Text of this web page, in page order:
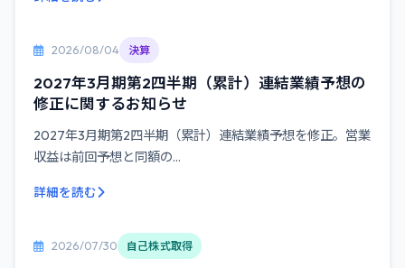
2026/08/04 決算
2027年3月期第2四半期（累計）連結業績予想の
修正に関するお知らせ
2027年3月期第2四半期（累計）連結業績予想を修正。営業
収益は前回予想と同額の...
詳細を読む
2026/07/30 自己株式取得